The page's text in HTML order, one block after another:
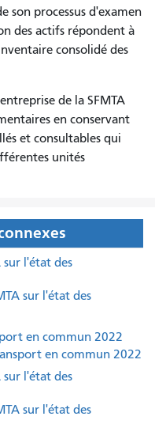
son processus d'examen
des actifs répondent à
consolidé des
de la SFMTA
en conservant
et consultables qui
unités
sur l'état des
sur l'état des
en commun 2022
en commun 2022
sur l'état des
sur l'état des